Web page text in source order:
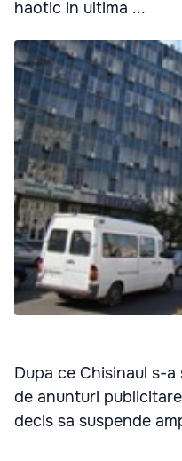
haotic in ultima ...
Dupa ce Chisinaul s-
de anunturi
decis sa suspende